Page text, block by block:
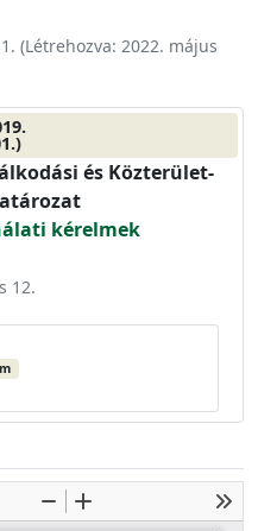
(Létrehozva: 2022. május
és Közterület-
kérelmek
12.